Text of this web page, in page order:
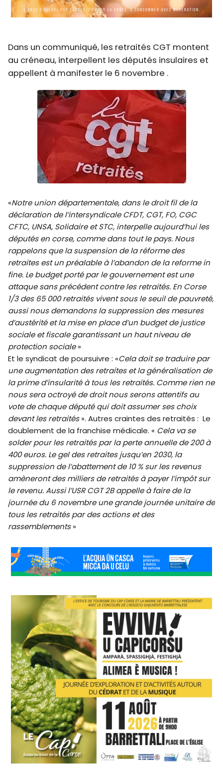
Dans un communiqué, les retraités CGT montent
au créneau, interpellent les députés insulaires et
appellent à manifester le 6 novembre .
«Notre union départementale, dans le droit fil de la
déclaration de l’intersyndicale CFDT, CGT, FO, CGC
CFTC, UNSA, Solidaire et STC, interpelle aujourd‘hui les
députés en corse, comme dans tout le pays. Nous
rappelons que la suspension de la réforme des
retraites est un préalable à l’abandon de la reforme in
fine. Le budget porté par le gouvernement est une
attaque sans précédent contre les retraités. En Corse
1/3 des 65 000 retraités vivent sous le seuil de pauvreté,
aussi nous demandons la suppression des mesures
d’austérité et la mise en place d’un budget de justice
sociale et fiscale garantissant un haut niveau de
protection sociale»
Et le syndicat de poursuivre : «Cela doit se traduire par
une augmentation des retraites et la généralisation de
la prime d’insularité à tous les retraités. Comme rien ne
nous sera octroyé de droit nous serons attentifs au
vote de chaque député qui doit assumer ses choix
devant les retraités». Autres craintes des retraités : Le
doublement de la franchise médicale. « Cela va se
solder pour les retraités par la perte annuelle de 200 à
400 euros. Le gel des retraites jusqu’en 2030, la
suppression de l’abattement de 10 % sur les revenus
amèneront des milliers de retraités à payer l’impôt sur
le revenu. Aussi l’USR CGT 2B appelle à faire de la
journée du 6 novembre une grande journée unitaire de
tous les retraités par des actions et des
rassemblements»